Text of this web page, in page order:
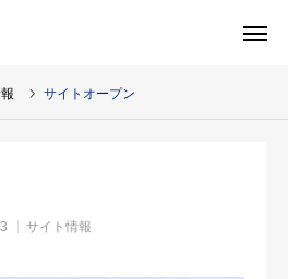
サイトオープン
サイト情報